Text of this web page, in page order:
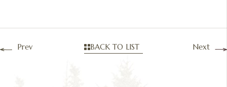
Prev Next
BACK TO LIST